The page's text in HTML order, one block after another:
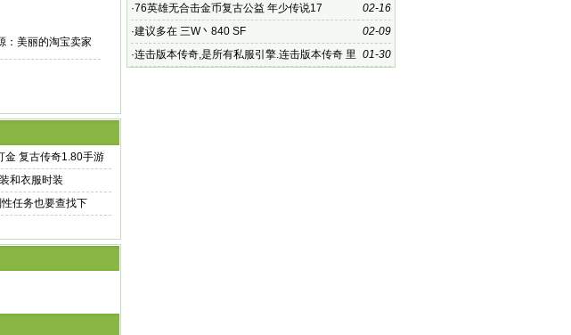
美丽的淘宝卖家
金 复古传奇1.80手游
和衣服时装
任务也要查找下
了全新的魔
02-16
·76英雄无合击金币复古公益 年少传说17
02-09
·建议多在 三W丶840 SF
01-30
·连击版本传奇,是所有私服引擎.连击版本传奇 里